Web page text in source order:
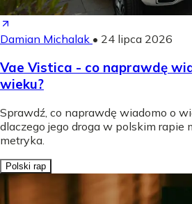
Damian Michalak • 24 lipca 2026
Vae Vistica - co naprawdę
wieku?
Sprawdź, co naprawdę wiadomo o
dlaczego jego droga w polskim rapie
metryka.
Polski rap